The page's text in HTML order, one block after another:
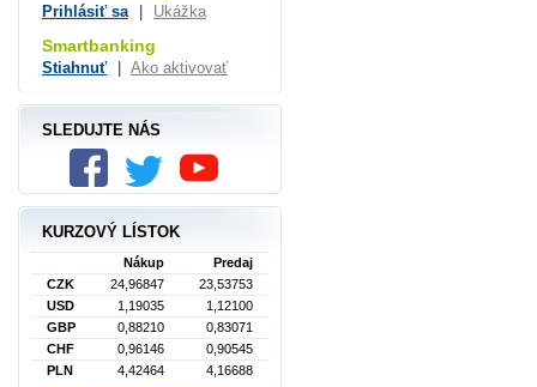
Prihlásiť sa Ukážka
Smartbanking
Stiahnuť Ako aktivovať
SLEDUJTE NÁS
KURZOVÝ LÍSTOK
Nákup
Predaj
CZK
24,96847
23,53753
USD
1,19035
1,12100
GBP
0,88210
0,83071
CHF
0,96146
0,90545
PLN
4,42464 4,16688